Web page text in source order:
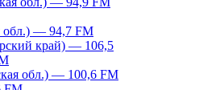
обл.) — 94,7 FM
край) — 106,5
обл.) — 100,6 FM